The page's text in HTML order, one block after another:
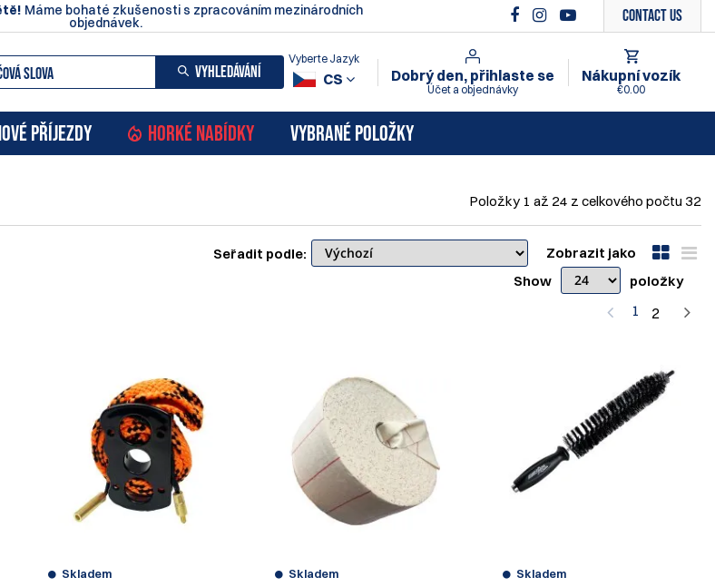
Máme bohaté zkušenosti s zpracováním mezinárodních
objednávek. Contact Us
VYHLEDÁVÁNÍ CS
Vyberte Jazyk
Dobrý den, přihlaste se
Účet a objednávky
Nákupní vozík
€0.00
PŘÍJEZDY HORKÉ NABÍDKY VYBRANÉ POLOŽKY
Položky 1 až 24 z celkového počtu 32
Zobrazit jako
Seřadit podle:
Show
položky
1 2
Skladem Skladem Skladem